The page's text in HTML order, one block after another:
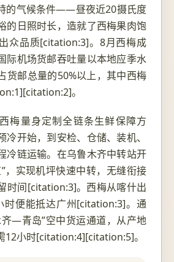
的气候条件——昼夜近20摄氏度
的日照时长，造就了西梅果肉饱
众品质[citation:3]。8月西梅成
际机场货邮吞吐量以本地应季水
货邮总量的50%以上，其中西梅
。
梅量身定制全链条生鲜保障方
冷开始，到安检、仓储、装机、
冷链运输。在乌鲁木齐中转站开
，实现机坪快速中转，无缝衔接
时间[citation:3]。西梅从喀什出
时便能抵达广州[citation:3]。通
—青岛”空中货运通道，从产地
12小时[citation:4][citation:5]。